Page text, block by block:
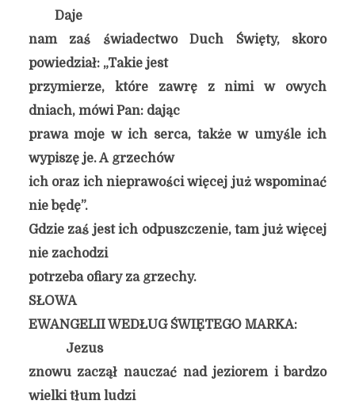
Daje
nam zaś świadectwo Duch Święty, skoro
powiedział: „Takie jest
przymierze, które zawrę z nimi w owych
dniach, mówi Pan: dając
prawa moje w ich serca, także w umyśle ich
wypiszę je. A grzechów
ich oraz ich nieprawości więcej już wspominać
nie będę”.
Gdzie zaś jest ich odpuszczenie, tam już więcej
nie zachodzi
potrzeba ofiary za grzechy.
SŁOWA
EWANGELII WEDŁUG ŚWIĘTEGO MARKA:
Jezus
znowu zaczął nauczać nad jeziorem i bardzo
wielki tłum ludzi